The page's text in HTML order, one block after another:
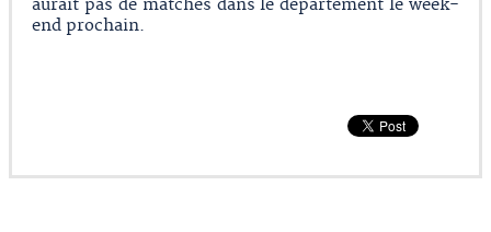
aurait pas de matches dans le département le week-
end prochain.